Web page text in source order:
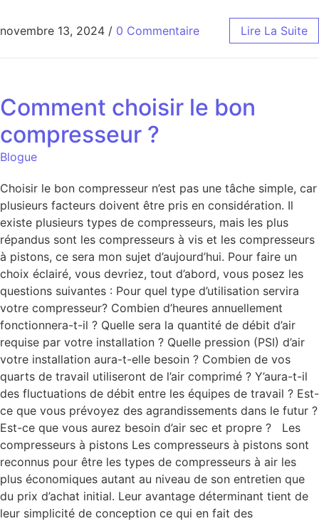
novembre 13, 2024 / 0 Commentaire Lire La Suite
Comment choisir le bon
compresseur ?
Blogue
Choisir le bon compresseur n’est pas une tâche simple, car
plusieurs facteurs doivent être pris en considération. Il
existe plusieurs types de compresseurs, mais les plus
répandus sont les compresseurs à vis et les compresseurs
à pistons, ce sera mon sujet d’aujourd’hui. Pour faire un
choix éclairé, vous devriez, tout d’abord, vous posez les
questions suivantes : Pour quel type d’utilisation servira
votre compresseur? Combien d’heures annuellement
fonctionnera-t-il ? Quelle sera la quantité de débit d’air
requise par votre installation ? Quelle pression (PSI) d’air
votre installation aura-t-elle besoin ? Combien de vos
quarts de travail utiliseront de l’air comprimé ? Y’aura-t-il
des fluctuations de débit entre les équipes de travail ? Est-
ce que vous prévoyez des agrandissements dans le futur ?
Est-ce que vous aurez besoin d’air sec et propre ? Les
compresseurs à pistons Les compresseurs à pistons sont
reconnus pour être les types de compresseurs à air les
plus économiques autant au niveau de son entretien que
du prix d’achat initial. Leur avantage déterminant tient de
leur simplicité de conception ce qui en fait des